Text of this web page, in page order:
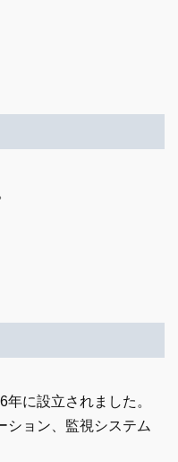
に設立されました。
ション、監視システム